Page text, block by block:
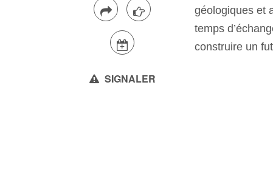
géologiques et
temps
construire un
SIGNALER